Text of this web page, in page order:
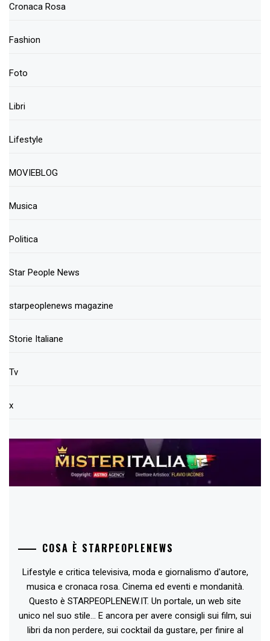
Cronaca Rosa
Fashion
Foto
Libri
Lifestyle
MOVIEBLOG
Musica
Politica
Star People News
starpeoplenews magazine
Storie Italiane
Tv
x
COSA È STARPEOPLENEWS
Lifestyle e critica televisiva, moda e giornalismo d'autore,
musica e cronaca rosa. Cinema ed eventi e mondanità.
Questo è STARPEOPLENEW.IT. Un portale, un web site
unico nel suo stile... E ancora per avere consigli sui film, sui
libri da non perdere, sui cocktail da gustare, per finire al